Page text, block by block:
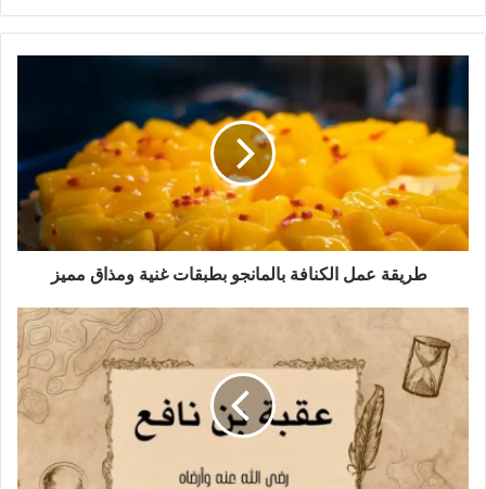
طريقة
الكنافة
بالمانجو
بطبقات
غنية
ومذاق
مميز
طريقة عمل الكنافة بالمانجو بطبقات غنية ومذاق مميز
بن
نافع:
مؤسس
إفريقيا